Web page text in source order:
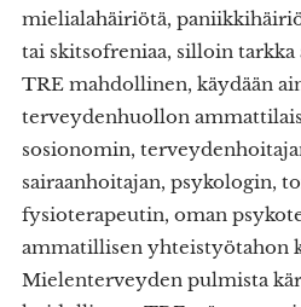
mielialahäiriötä,
tai skitsofreniaa, silloin
TRE mahdollinen, käydään
terveydenhuollon
sosionomin,
sairaanhoitajan, psykologin,
fysioterapeutin, oman
ammatillisen yhteistyötahon
Mielenterveyden pulmista